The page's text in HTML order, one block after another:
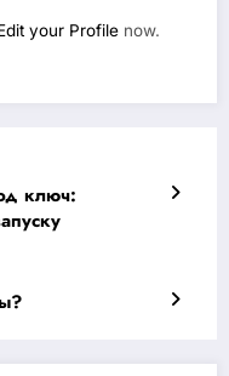
your Profile now.
ключ: